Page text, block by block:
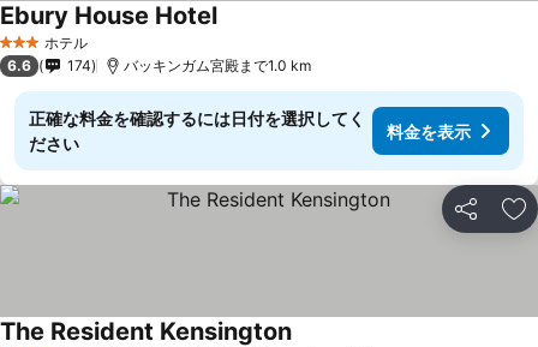
3 ホテルのランク
ホテル
Ebury House Hotel
6.6 174 バッキンガム宮殿まで1.0 km
正確な料金を確認するには日付を選択してく
ださい
料金を表示
シェア お
The Resident Kensington